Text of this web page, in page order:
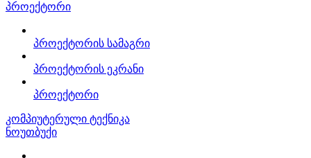
პროექტორი
პროექტორის სამაგრი
პროექტორის ეკრანი
პროექტორი
კომპიუტერული ტექნიკა
ნოუთბუქი